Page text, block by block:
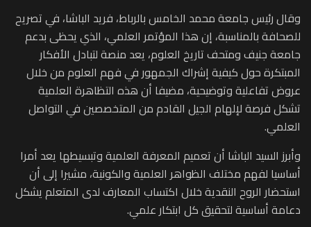
وقال رئيس جامعة محمد الخامس بالرباط، فريد الباشا، في تصريح
للصحافة بالمناسبة، إن هذا المؤتمر العلمي، الذي يحظى بدعم
جامعة جنيف ومتحف تاريخ العلوم، يعد منصة لتبادل الأفكار
المبتكرة حول كيفية إشراك الجمهور في فهم العلوم من خلال
عروض تفاعلية وتوضيحية، مضيفا أن هذه التظاهرة العلمية
تشكل فرصة لإلهام الجيل القادم من المتخصصين في التواصل
العلمي.
وأبرز السيد الباشا أن تعميم المعرفة العلمية وتبسيطها يعد أمرا
أساسيا لفهم مختلف الظواهر العلمية والكونية، مشيرا إلى أن
استحضار الروح النقدية خلال اكتساب المعارف لدى المتعلم يشكل
دعامة أساسية لتحقيق كل ابتكار علمي.